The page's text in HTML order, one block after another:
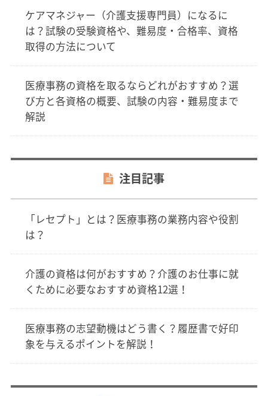
ケアマネジャー（介護支援専門員）になるに
は？試験の受験資格や、難易度・合格率、資格
取得の方法について
医療事務の資格を取るならどれがおすすめ？選
び方と各資格の概要、試験の内容・難易度まで
解説
注目記事
「レセプト」とは？医療事務の業務内容や役割
は？
介護の資格は何がおすすめ？介護のお仕事に就
くために必要なおすすめ資格12選！
医療事務の志望動機はどう書く？履歴書で好印
象を与えるポイントを解説！